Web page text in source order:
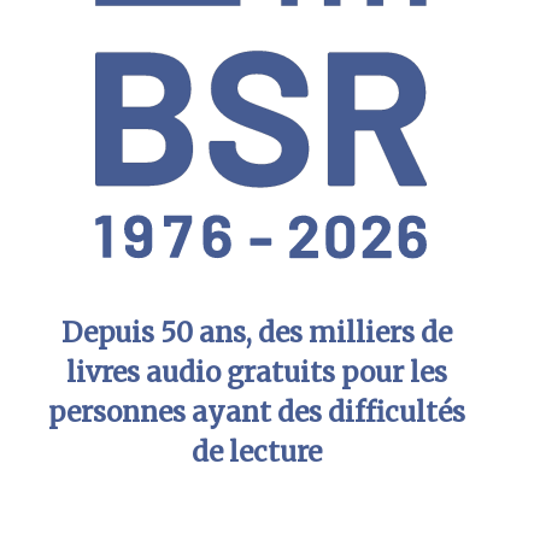
Depuis 50 ans, des milliers de
livres audio gratuits pour les
personnes ayant des difficultés
de lecture